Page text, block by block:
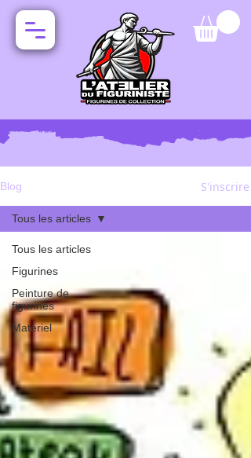
Blog S'inscrire
Tous les articles
Figurines
Peinture de
figurines
Matériel
Tous les articles